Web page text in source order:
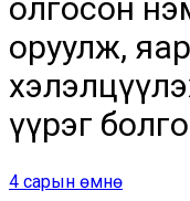
олгосон
оруулж,
үүрэг
4 сарын өмнө